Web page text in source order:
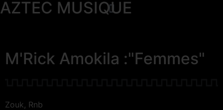
AZTEC MUSIQUE
M'Rick Amokila :"Femmes"
Zouk, Rnb